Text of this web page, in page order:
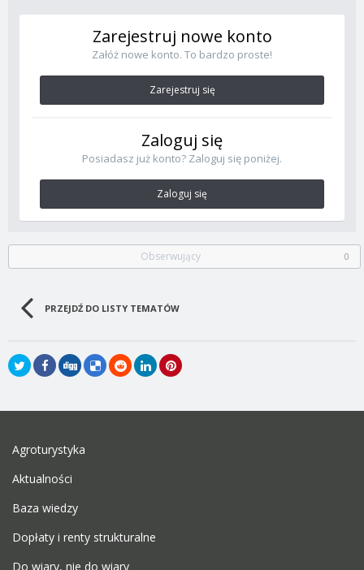
Zarejestruj nowe konto
Załóż nowe konto. To bardzo proste!
Zarejestruj się
Zaloguj się
Posiadasz już konto? Zaloguj się poniżej.
Zaloguj się
Obserwujący 0
PRZEJDŹ DO LISTY TEMATÓW
Agroturystyka
Aktualności
Baza wiedzy
Dopłaty i renty strukturalne
Do wiary, nie do wiary